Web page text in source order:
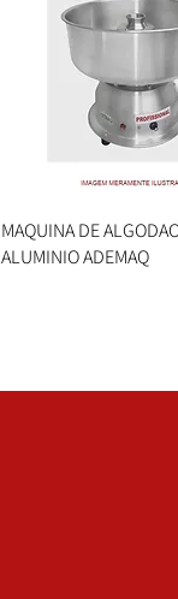
Visualização
MAQUINA DE
ALUMINIO ADEMAQ